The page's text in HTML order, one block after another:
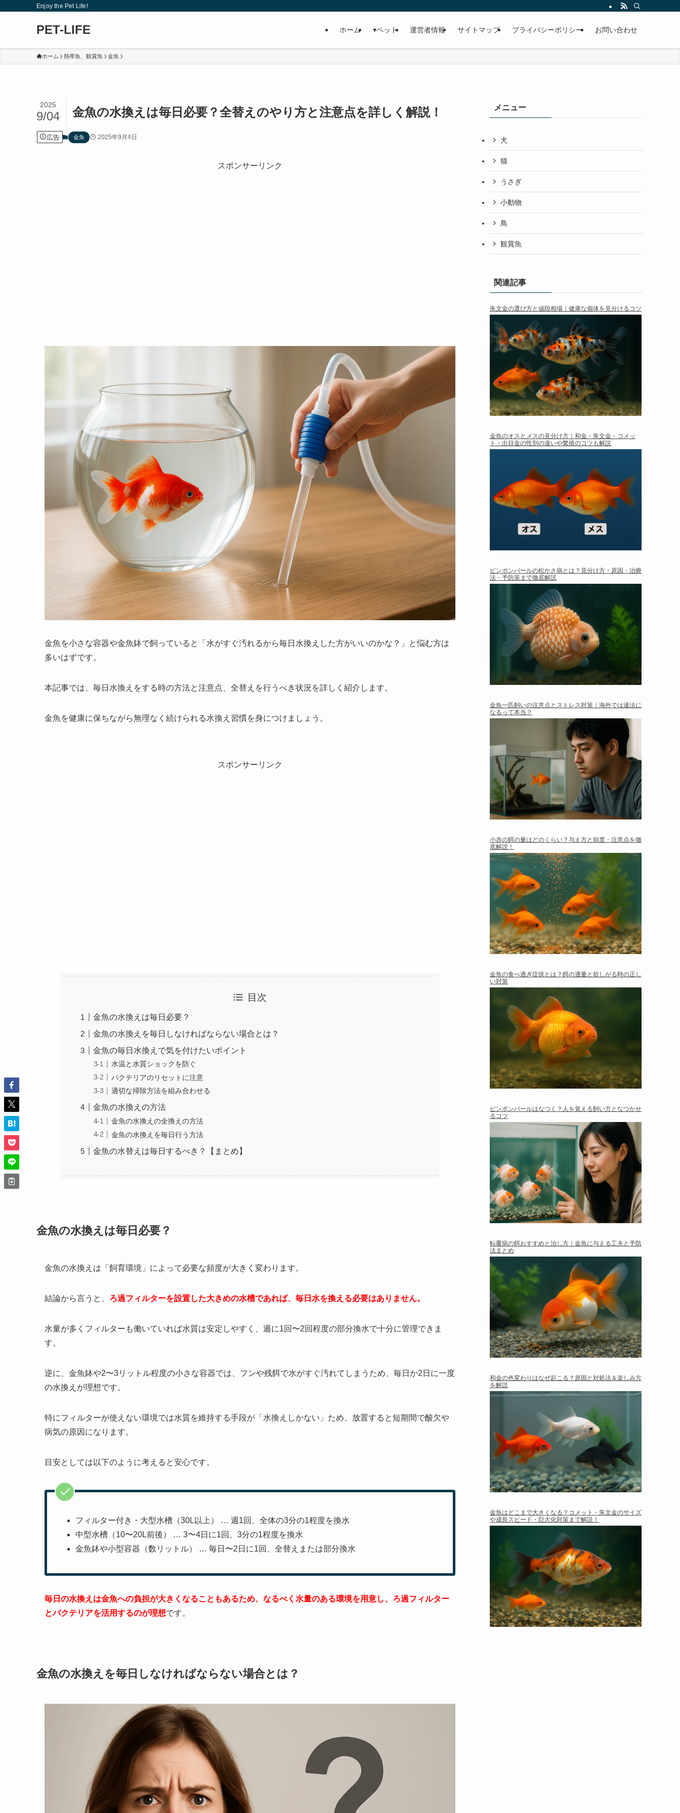
Enjoy the Pet Life!
PET-LIFE ホーム ▾ペット 運営者情報 サイトマップ プライバシーポリシー お問い合わせ
ホーム 熱帯魚、観賞魚 金魚
金魚の水換えは毎日必要？全替えのやり方と注意点を詳しく解説！
2025
9/04
広告 金魚 2025年9月4日
スポンサーリンク
金魚を小さな容器や金魚鉢で飼っていると「水がすぐ汚れるから毎日水換えした方がいいのかな？」と悩む方は
多いはずです。
本記事では、毎日水換えをする時の方法と注意点、全替えを行うべき状況を詳しく紹介します。
金魚を健康に保ちながら無理なく続けられる水換え習慣を身につけましょう。
スポンサーリンク
目次
金魚の水換えは毎日必要？
金魚の水換えを毎日しなければならない場合とは？
金魚の毎日水換えで気を付けたいポイント
水温と水質ショックを防ぐ
バクテリアのリセットに注意
適切な掃除方法を組み合わせる
金魚の水換えの方法
金魚の水換えの全換えの方法
金魚の水換えを毎日行う方法
金魚の水替えは毎日するべき？【まとめ】
金魚の水換えは毎日必要？
金魚の水換えは「飼育環境」によって必要な頻度が大きく変わります。
結論から言うと、 ろ過フィルターを設置した大きめの水槽であれば、毎日水を換える必要はありません。
水量が多くフィルターも働いていれば水質は安定しやすく、週に1回〜2回程度の部分換水で十分に管理できま
す。
逆に、金魚鉢や2〜3リットル程度の小さな容器では、フンや残餌で水がすぐ汚れてしまうため、毎日か2日に一度
の水換えが理想です。
特にフィルターが使えない環境では水質を維持する手段が「水換えしかない」ため、放置すると短期間で酸欠や
病気の原因になります。
目安としては以下のように考えると安心です。
フィルター付き・大型水槽（30L以上） … 週1回、全体の3分の1程度を換水
中型水槽（10〜20L前後） … 3〜4日に1回、3分の1程度を換水
金魚鉢や小型容器（数リットル） … 毎日〜2日に1回、全替えまたは部分換水
毎日の水換えは金魚への負担が大きくなることもあるため、なるべく水量のある環境を用意し、ろ過フィルター
とバクテリアを活用するのが理想です。
金魚の水換えを毎日しなければならない場合とは？
メニュー
犬
猫
うさぎ
小動物
鳥
観賞魚
関連記事
朱文金の選び方と値段相場｜健康な個体を見分けるコツ
金魚のオスとメスの見分け方｜和金・朱文金・コメッ
ト・出目金の性別の違いや繁殖のコツも解説
ピンポンパールの松かさ病とは？見分け方・原因・治療
法・予防策まで徹底解説
金魚一匹飼いの注意点とストレス対策｜海外では違法に
なるって本当？
小赤の餌の量はどのくらい？与え方と頻度・注意点を徹
底解説！
金魚の食べ過ぎ症状とは？餌の適量と欲しがる時の正し
い対策
ピンポンパールはなつく？人を覚える飼い方となつかせ
るコツ
転覆病の餌おすすめと治し方｜金魚に与える工夫と予防
法まとめ
和金の色変わりはなぜ起こる？原因と対処法＆楽しみ方
を解説
金魚はどこまで大きくなる？コメット・朱文金のサイズ
や成長スピード・巨大化対策まで解説！